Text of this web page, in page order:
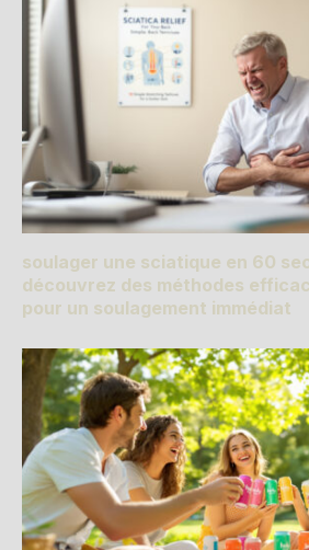
soulager une sciatique en 60
découvrez des méthodes
pour un soulagement immédiat